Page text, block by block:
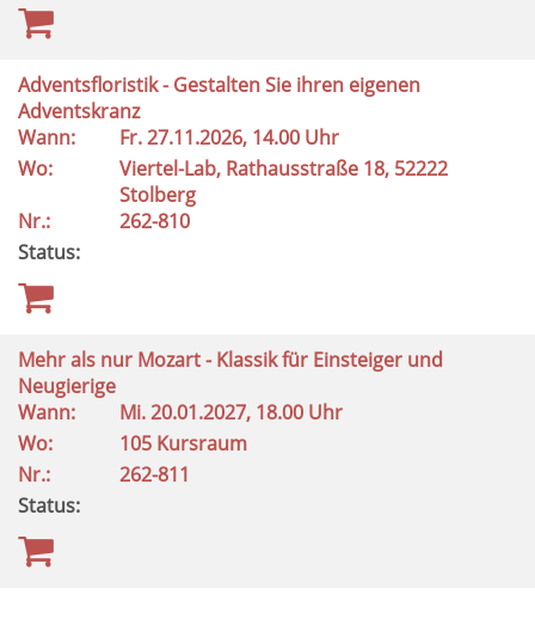
Adventsfloristik - Gestalten Sie ihren eigenen
Adventskranz
Wann:
Fr.27.11.2026, 14.00 Uhr
Wo:
Viertel-Lab, Rathausstraße 18, 52222
Stolberg
Nr.:
262-810
Status:
Mehr als nur Mozart - Klassik für Einsteiger und
Neugierige
Wann:
Mi.20.01.2027, 18.00 Uhr
Wo:
105 Kursraum
Nr.:
262-811
Status: